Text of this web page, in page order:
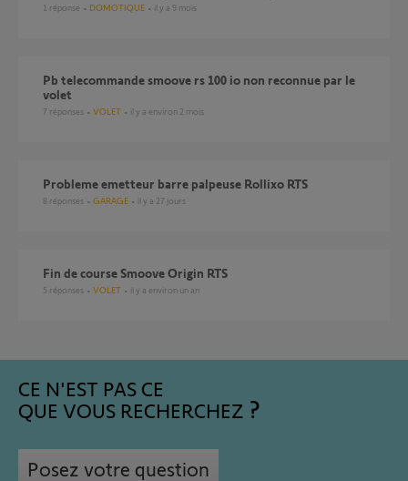
1 réponse DOMOTIQUE il y a 9 mois
Pb telecommande smoove rs 100 io non reconnue par le
volet
7 réponses VOLET il y a environ 2 mois
Probleme emetteur barre palpeuse Rollixo RTS
8 réponses GARAGE il y a 27 jours
Fin de course Smoove Origin RTS
5 réponses VOLET il y a environ un an
CE N'EST PAS CE
QUE VOUS RECHERCHEZ
Posez votre question